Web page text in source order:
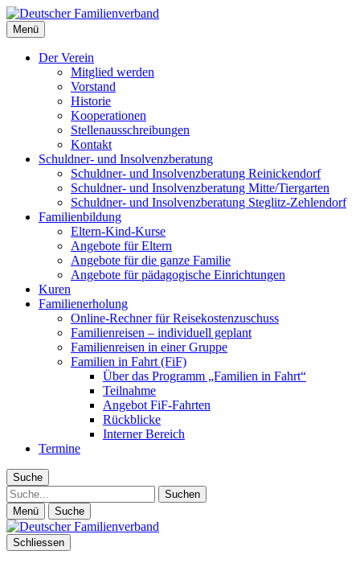
Deutscher Familienverband
Landesverband Berlin
Menü
Der Verein
Mitglied werden
Vorstand
Historie
Kooperationen
Stellenausschreibungen
Kontakt
Schuldner- und Insolvenzberatung
Schuldner- und Insolvenzberatung Reinickendorf
Schuldner- und Insolvenzberatung Mitte/Tiergarten
Schuldner- und Insolvenzberatung Steglitz-Zehlendorf
Familienbildung
Eltern-Kind-Kurse
Angebote für Eltern
Angebote für die ganze Familie
Angebote für pädagogische Einrichtungen
Kuren
Familienerholung
Online-Rechner für Reisekostenzuschuss
Familienreisen – individuell geplant
Familienreisen in einer Gruppe
Familien in Fahrt (FiF)
Über das Programm „Familien in Fahrt“
Teilnahme
Angebot FiF-Fahrten
Rückblicke
Interner Bereich
Termine
Suche
Suche
Menü Suche
Schliessen